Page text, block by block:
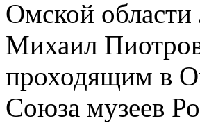
Омской
Михаил
проходящим в
Союза музеев